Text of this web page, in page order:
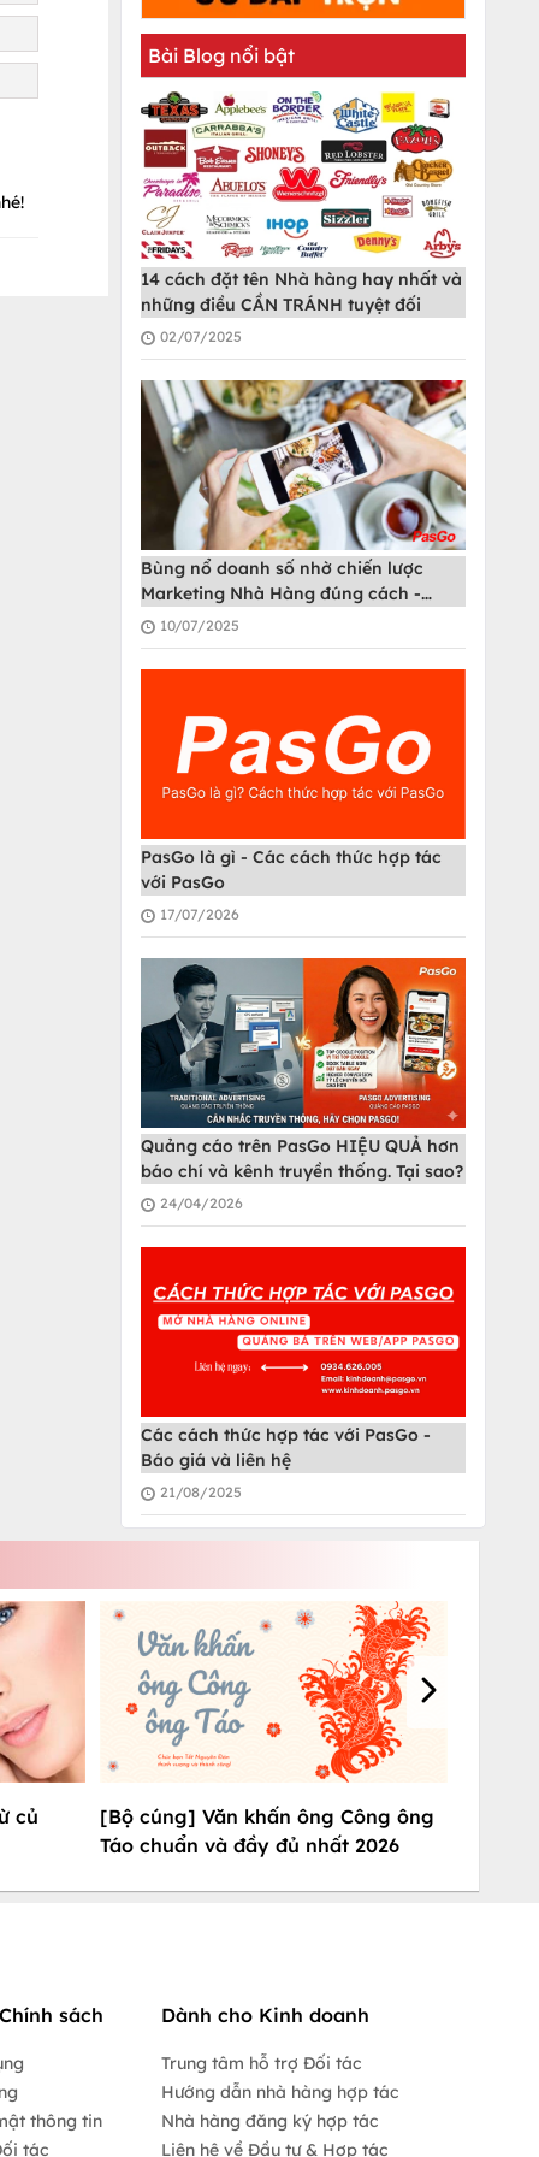
Bài Blog nổi bật
14 cách đặt tên Nhà hàng hay nhất và
những điều CẦN TRÁNH tuyệt đối
02/07/2025
Bùng nổ doanh số nhờ chiến lược
Marketing Nhà Hàng đúng cách -
PasGo
10/07/2025
PasGo là gì - Các cách thức hợp tác
với PasGo
17/07/2026
Quảng cáo trên PasGo HIỆU QUẢ hơn
báo chí và kênh truyền thống. Tại sao?
24/04/2026
Các cách thức hợp tác với PasGo -
Báo giá và liên hệ
21/08/2025
củ
[Bộ cúng] Văn khấn ông Công ông
Táo chuẩn và đầy đủ nhất 2026
sách
thông tin
tác
Dành cho Kinh doanh
Trung tâm hỗ trợ Đối tác
Hướng dẫn nhà hàng hợp tác
Nhà hàng đăng ký hợp tác
Liên hệ về Đầu tư & Hợp tác